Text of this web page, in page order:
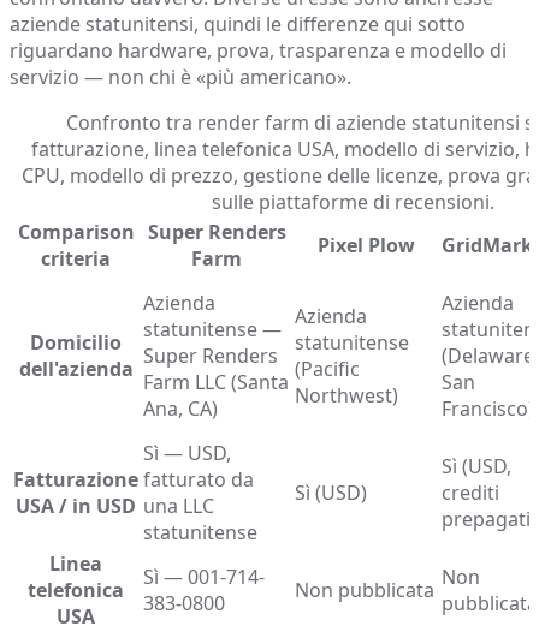
aziende statunitensi, quindi le differenze qui sotto
riguardano hardware, prova, trasparenza e modello di
servizio — non chi è «più americano».
Confronto tra render farm di aziende statunitensi
fatturazione, linea telefonica USA, modello di servizio,
CPU, modello di prezzo, gestione delle licenze, prova
sulle piattaforme di recensioni.
Comparison
criteria
Super Renders
Farm
Pixel Plow
Domicilio
dell'azienda
Azienda
statunitense —
Super Renders
Farm LLC (Santa
Ana, CA)
Azienda
statunitense
(Pacific
Northwest)
Azienda
San
Francisco)
Fatturazione
USA / in USD
Sì — USD,
fatturato da
una LLC
statunitense
Sì (USD)
Sì (USD,
crediti
prepagati)
Linea
telefonica
USA
Sì — 001-714-
383-0800
Non pubblicata Non
pubblicata